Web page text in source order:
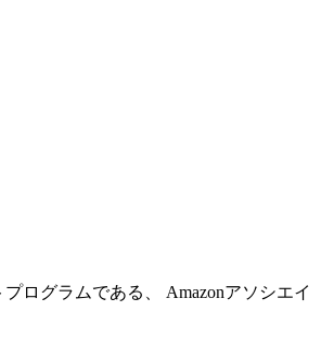
ログラムである、 Amazonアソシエイ